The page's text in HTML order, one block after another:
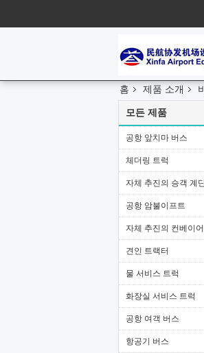
홈 제품 소개
모든 제품
공항 앞치마 버스
체더링 트럭
자체 추진의 승객 계
공항 암불이프트
자체 추진의 컨베이
견인 트랙터
물 서비스 트럭
화장실 서비스 트럭
공항 여객 버스
항공기 버스